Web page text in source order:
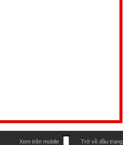
Xem trên mobile Trở về đầu trang